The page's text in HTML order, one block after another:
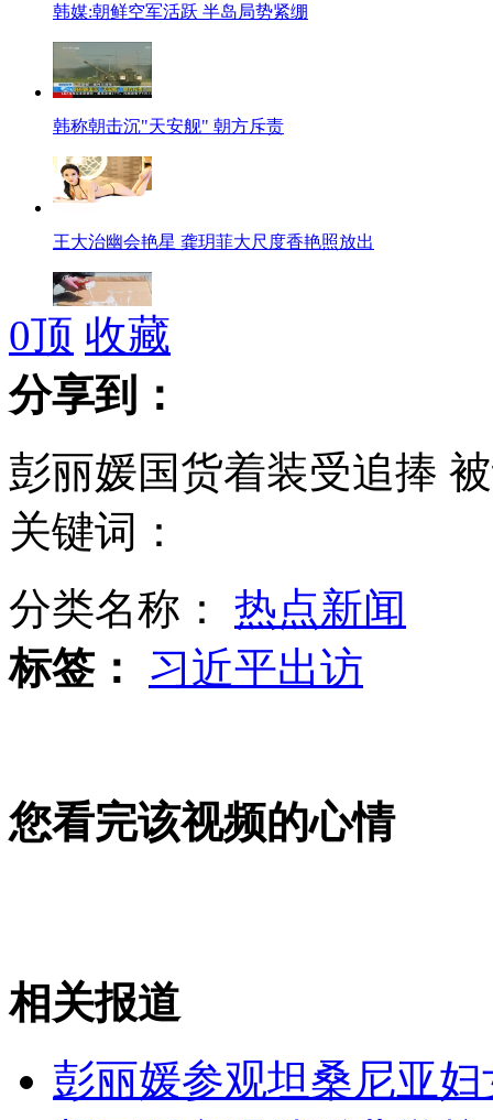
韩媒:朝鲜空军活跃 半岛局势紧绷
韩称朝击沉"天安舰" 朝方斥责
王大治幽会艳星 龚玥菲大尺度香艳照放出
学生奶曝质量问题 挤出后像豆腐渣
实拍女司机倒车不慎摔出车外
女生网购自考答案获刑
小男孩拍广告"暗算"女搭档笑翻众人
山西运城恶犬咬伤多人 警民合力深夜将其击毙
0顶 收藏
分享到：
彭丽媛国货着装受追捧
关键词：
分类名称： 热点新闻
标签：
习近平出访
您看完该视频的心情
相关报道
彭丽媛参观坦桑尼亚